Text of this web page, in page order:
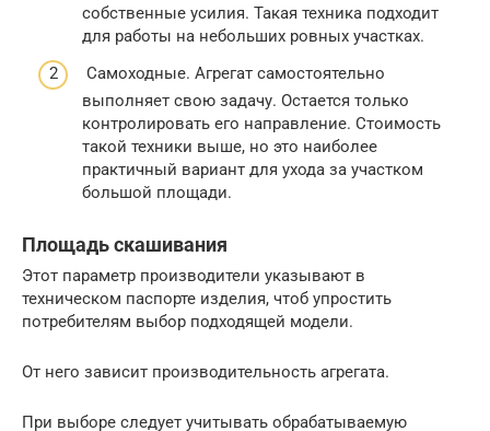
собственные усилия. Такая техника подходит
для работы на небольших ровных участках.
Самоходные. Агрегат самостоятельно
выполняет свою задачу. Остается только
контролировать его направление. Стоимость
такой техники выше, но это наиболее
практичный вариант для ухода за участком
большой площади.
Площадь скашивания
Этот параметр производители указывают в
техническом паспорте изделия, чтоб упростить
потребителям выбор подходящей модели.
От него зависит производительность агрегата.
При выборе следует учитывать обрабатываемую